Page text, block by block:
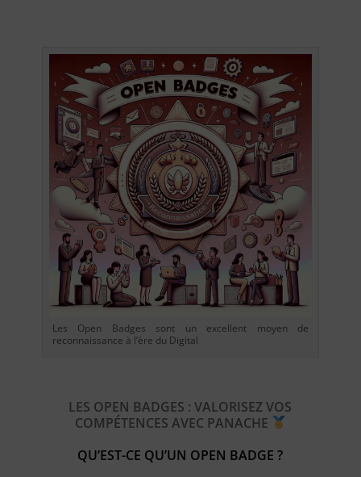
Les Open Badges sont un excellent moyen de
reconnaissance à l’ère du Digital
LES OPEN BADGES : VALORISEZ VOS
COMPÉTENCES AVEC PANACHE
QU’EST-CE QU’UN OPEN BADGE ?